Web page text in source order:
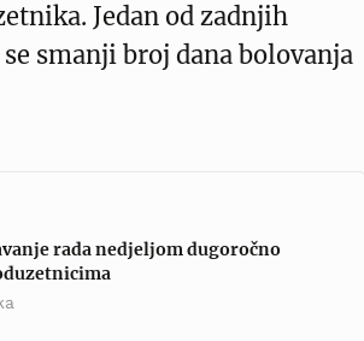
Jedan od zadnjih
smanji broj dana bolovanja
rada nedjeljom dugoročno